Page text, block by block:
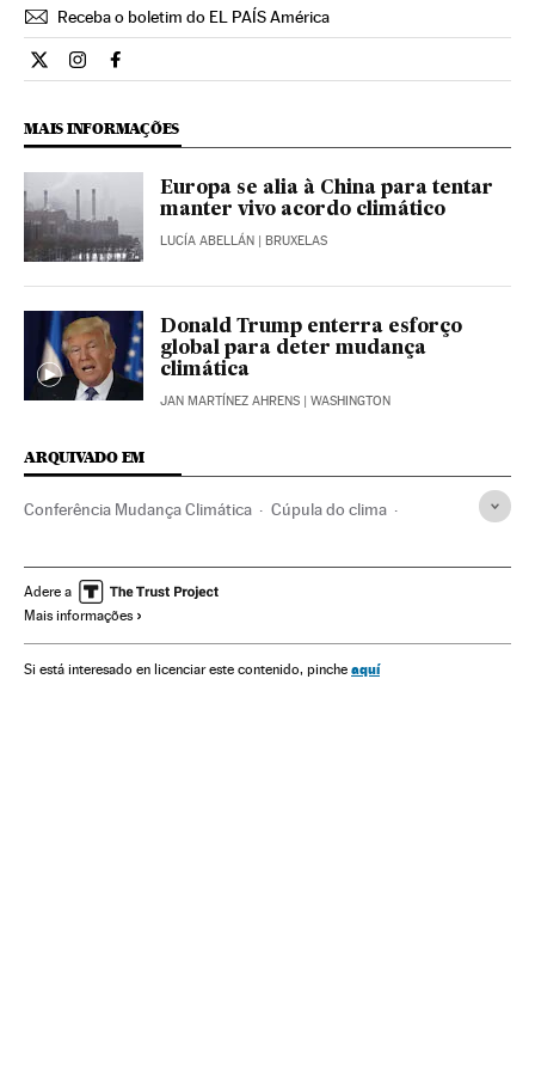
Receba o boletim do EL PAÍS América
Internacional El País Brasil en Twitter
Internacional El País Brasil en Instagram
Internacional El País Brasil en Facebook
MAIS INFORMAÇÕES
Europa se alia à China para tentar
manter vivo acordo climático
LUCÍA ABELLÁN | BRUXELAS
Donald Trump enterra esforço
global para deter mudança
climática
JAN MARTÍNEZ AHRENS | WASHINGTON
ARQUIVADO EM
Conferência Mudança Climática Cúpula do clima
América do Norte Acordos ambientais
Mudança climática
Problemas ambientais Proteção ambiental América
Adere a
Mais informações
Si está interesado en licenciar este contenido, pinche aquí